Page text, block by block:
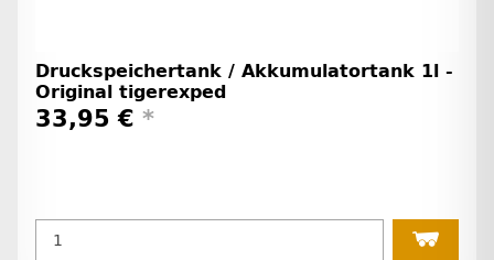
Druckspeichertank / Akkumulatortank 1l -
Original tigerexped
33,95 € *